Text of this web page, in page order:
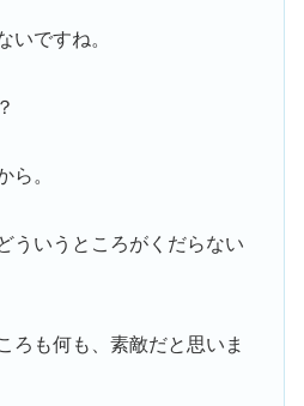
ですね。
ら。
いうところがくだらない
も何も、素敵だと思いま